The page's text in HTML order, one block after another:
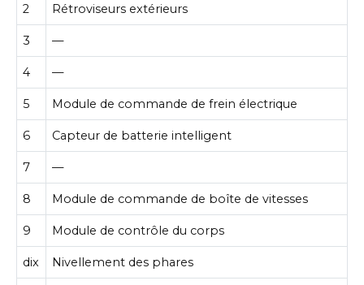
2 Rétroviseurs extérieurs
3 —
4 —
5 Module de commande de frein électrique
6 Capteur de batterie intelligent
7 —
8 Module de commande de boîte de vitesses
9 Module de contrôle du corps
dix Nivellement des phares